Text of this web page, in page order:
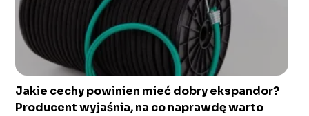
Jakie cechy powinien mieć dobry ekspandor?
Producent wyjaśnia, na co naprawdę warto